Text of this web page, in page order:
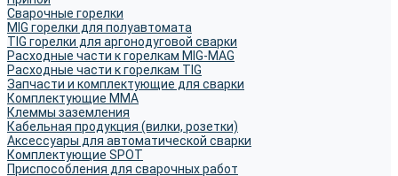
Сварочные горелки
MIG горелки для полуавтомата
TIG горелки для аргонодуговой сварки
Расходные части к горелкам MIG-MAG
Расходные части к горелкам TIG
Запчасти и комплектующие для сварки
Комплектующие ММА
Клеммы заземления
Кабельная продукция (вилки, розетки)
Аксессуары для автоматической сварки
Комплектующие SPOT
Приспособления для сварочных работ